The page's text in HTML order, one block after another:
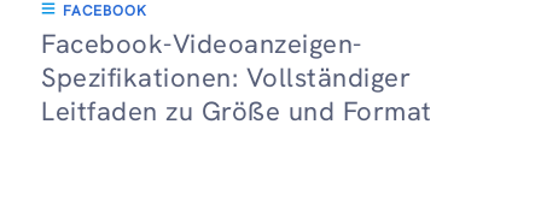
FACEBOOK
Facebook-Videoanzeigen-
Spezifikationen: Vollständiger
Leitfaden zu Größe und Format